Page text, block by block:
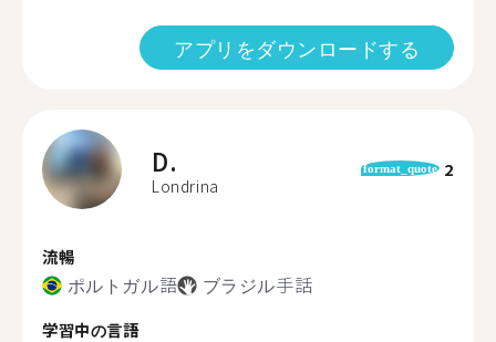
アプリをダウンロードする
D.
Londrina
format_quote 2
流暢
ポルトガル語 ブラジル手話
学習中の言語